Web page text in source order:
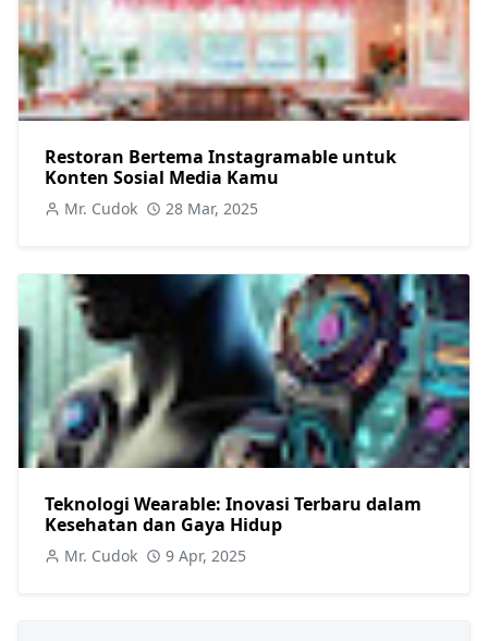
Restoran Bertema Instagramable untuk
Konten Sosial Media Kamu
Mr. Cudok 28 Mar, 2025
Teknologi Wearable: Inovasi Terbaru dalam
Kesehatan dan Gaya Hidup
Mr. Cudok 9 Apr, 2025